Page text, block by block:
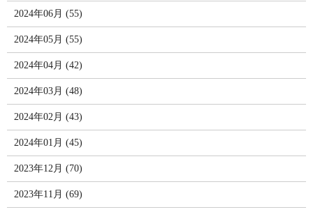
2024年06月 (55)
2024年05月 (55)
2024年04月 (42)
2024年03月 (48)
2024年02月 (43)
2024年01月 (45)
2023年12月 (70)
2023年11月 (69)